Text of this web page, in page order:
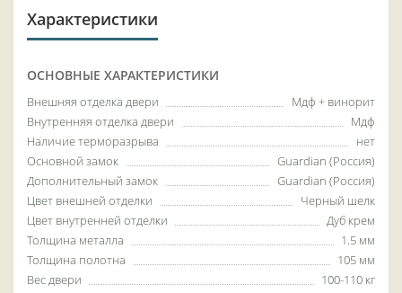
Характеристики
ОСНОВНЫЕ ХАРАКТЕРИСТИКИ
Внешняя отделка двери
Мдф + винорит
Внутренняя отделка двери
Мдф
Наличие терморазрыва
нет
Основной замок
Guardian (Россия)
Дополнительный замок
Guardian (Россия)
Цвет внешней отделки
Черный шелк
Цвет внутренней отделки
Дуб крем
Толщина металла
1.5 мм
Толщина полотна
105 мм
Вес двери
100-110 кг